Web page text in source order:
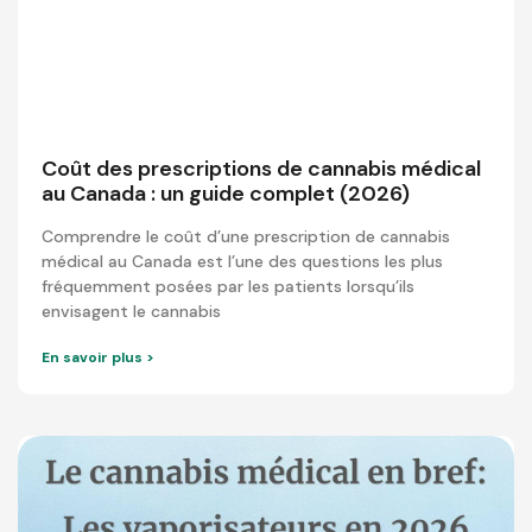
Coût des prescriptions de cannabis médical
au Canada : un guide complet (2026)
Comprendre le coût d’une prescription de cannabis
médical au Canada est l’une des questions les plus
fréquemment posées par les patients lorsqu’ils
envisagent le cannabis
En savoir plus >